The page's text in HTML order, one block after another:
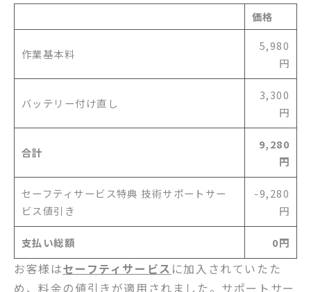
価格
作業基本料
5,980
円
バッテリー付け直し
3,300
円
合計
9,280
円
セーフティサービス特典 技術サポートサー
ビス値引き
-9,280
円
支払い総額 0円
お客様はセーフティサービス に加入されていたた
め、料金の値引きが適用されました。サポートサー